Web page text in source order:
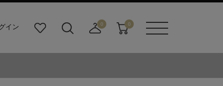
イン
り
ダ
0
寄
0